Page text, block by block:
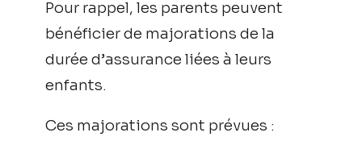
Pour rappel, les parents peuvent
bénéficier de majorations de la
durée d’assurance liées à leurs
enfants.
Ces majorations sont prévues :